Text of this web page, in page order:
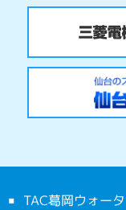
TAC葛岡ウォー